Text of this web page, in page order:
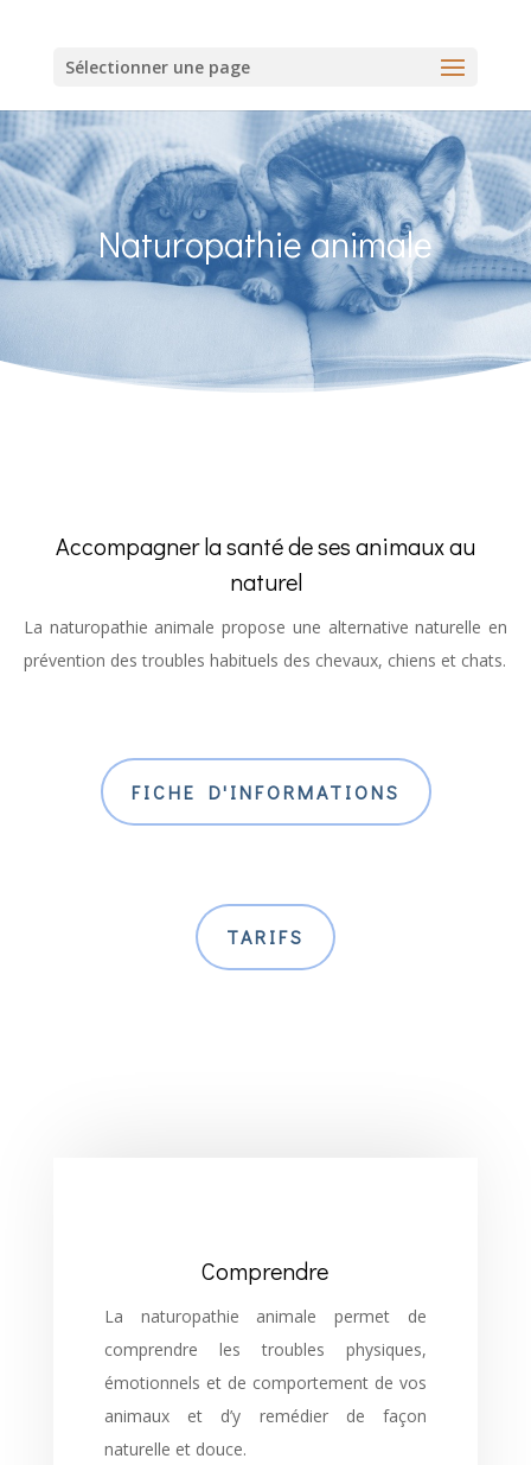
Sélectionner une page
Naturopathie animale
Accompagner la santé de ses animaux au
naturel
La naturopathie animale propose une alternative naturelle en
prévention des troubles habituels des chevaux, chiens et chats.
FICHE D'INFORMATIONS
TARIFS
Comprendre
La naturopathie animale permet de
comprendre les troubles physiques,
émotionnels et de comportement de vos
animaux et d’y remédier de façon
naturelle et douce.